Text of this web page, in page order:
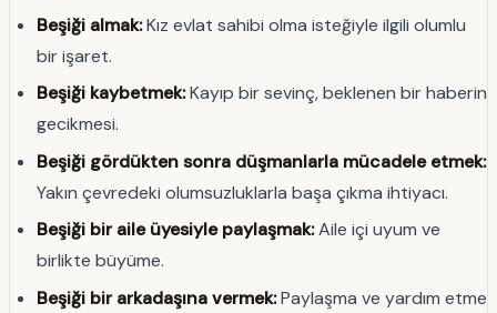
Beşiği almak:Kız evlat sahibi olma isteğiyle ilgili olumlu
bir işaret.
Beşiği kaybetmek:Kayıp bir sevinç, beklenen bir haberin
gecikmesi.
Beşiği gördükten sonra düşmanlarla mücadele etmek:
Yakın çevredeki olumsuzluklarla başa çıkma ihtiyacı.
Beşiği bir aile üyesiyle paylaşmak:Aile içi uyum ve
birlikte büyüme.
Beşiği bir arkadaşına vermek:Paylaşma ve yardım etme